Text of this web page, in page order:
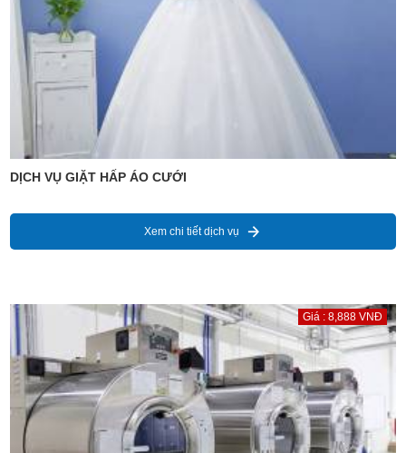
DỊCH VỤ GIẶT HẤP ÁO CƯỚI
Xem chi tiết dịch vụ
Giá : 8,888 VNĐ